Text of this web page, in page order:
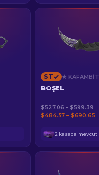
ST ★ KARAMBIT
BOŞEL
$527.06 - $599.39
$484.37 – $690.65
2 kasada mevcut